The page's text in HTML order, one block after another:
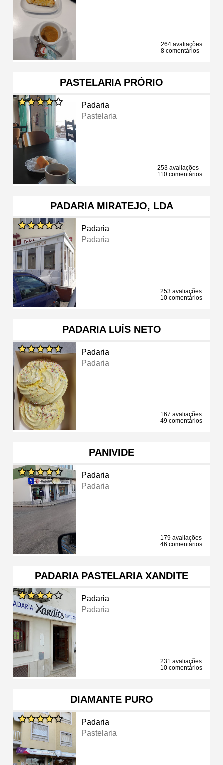
264 avaliações
8 comentários
PASTELARIA PRÓRIO
Padaria
Pastelaria
253 avaliações
110 comentários
PADARIA MIRATEJO, LDA
Padaria
Padaria
253 avaliações
10 comentários
PADARIA LUÍS NETO
Padaria
Padaria
167 avaliações
49 comentários
PANIVIDE
Padaria
Padaria
179 avaliações
46 comentários
PADARIA PASTELARIA XANDITE
Padaria
Padaria
231 avaliações
10 comentários
DIAMANTE PURO
Padaria
Pastelaria